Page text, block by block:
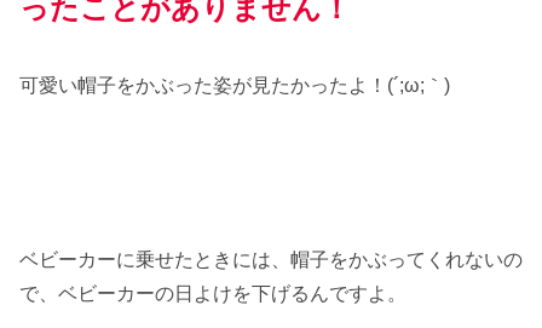
ったことがありません！
可愛い帽子をかぶった姿が見たかったよ！(´;ω;｀)
ベビーカーに乗せたときには、帽子をかぶってくれないの
で、ベビーカーの日よけを下げるんですよ。